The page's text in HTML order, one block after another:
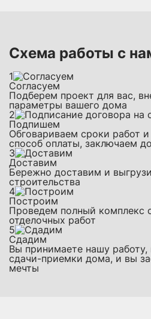
Схема работы с
1
Согласуем
Подберем проект для вас,
параметры вашего дома
2
Подпишем
Обговариваем сроки работ
способ оплаты, заключаем
3
Доставим
Бережно доставим и
строительства
4
Построим
Проведем полный комплекс
отделочных работ
5
Сдадим
Вы принимаете нашу
сдачи-приемки дома, и вы
мечты